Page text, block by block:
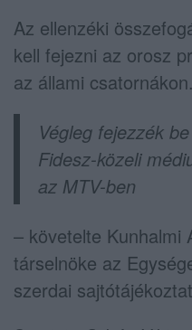
Az ellenzéki
kell fejezni az orosz
az állami csatornákon.
Végleg fejezzék
Fidesz-közeli
az MTV-ben
– követelte Kunhalmi
társelnöke az
szerdai